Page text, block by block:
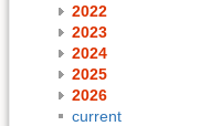
2022
2023
2024
2025
2026
current